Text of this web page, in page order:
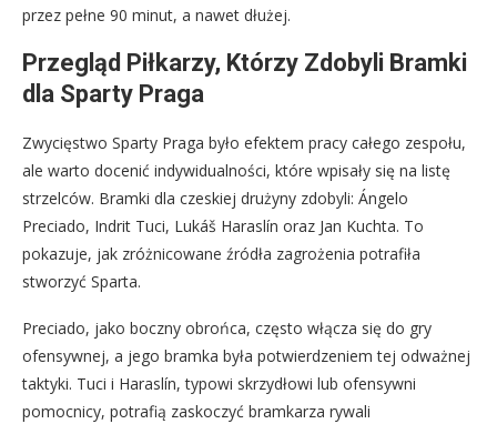
przez pełne 90 minut, a nawet dłużej.
Przegląd Piłkarzy, Którzy Zdobyli Bramki
dla Sparty Praga
Zwycięstwo Sparty Praga było efektem pracy całego zespołu,
ale warto docenić indywidualności, które wpisały się na listę
strzelców. Bramki dla czeskiej drużyny zdobyli: Ángelo
Preciado, Indrit Tuci, Lukáš Haraslín oraz Jan Kuchta. To
pokazuje, jak zróżnicowane źródła zagrożenia potrafiła
stworzyć Sparta.
Preciado, jako boczny obrońca, często włącza się do gry
ofensywnej, a jego bramka była potwierdzeniem tej odważnej
taktyki. Tuci i Haraslín, typowi skrzydłowi lub ofensywni
pomocnicy, potrafią zaskoczyć bramkarza rywali